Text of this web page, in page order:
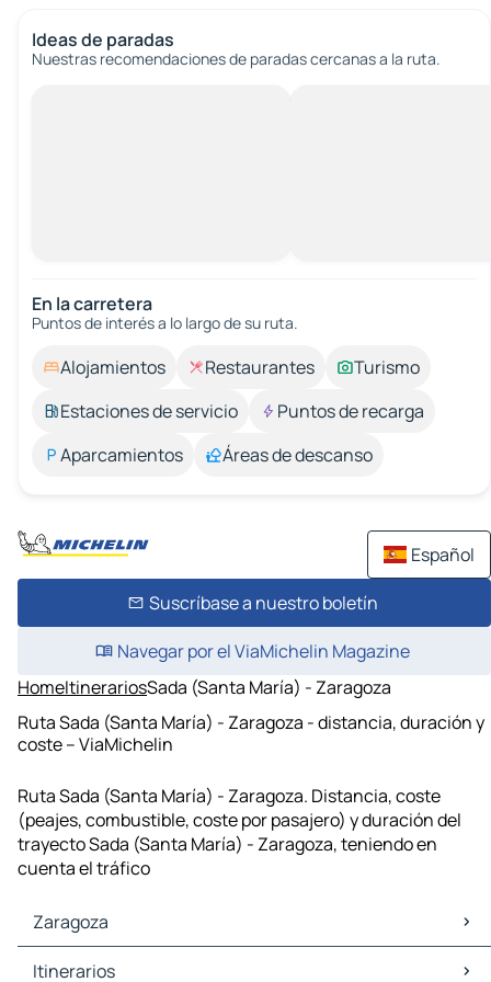
Ideas de paradas
Nuestras recomendaciones de paradas cercanas a la ruta.
En la carretera
Puntos de interés a lo largo de su ruta.
Alojamientos Restaurantes
Turismo
Estaciones de servicio
Puntos de recarga
Aparcamientos
Áreas de descanso
Español
Suscríbase a nuestro boletín
Navegar por el ViaMichelin Magazine
HomeItinerariosSada (Santa María) - Zaragoza
Ruta Sada (Santa María) - Zaragoza - distancia, duración y
coste – ViaMichelin
Ruta Sada (Santa María) - Zaragoza. Distancia, coste
(peajes, combustible, coste por pasajero) y duración del
trayecto Sada (Santa María) - Zaragoza, teniendo en
cuenta el tráfico
Zaragoza
Zaragoza Mapas Planos
Itinerarios